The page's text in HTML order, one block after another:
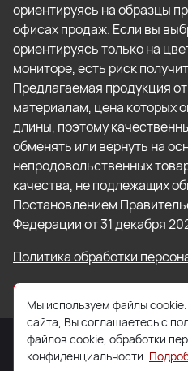
ориентируясь на образцы
офисах продаж. Если вы
ориентируясь только на
мониторе, есть риск
Предлагаемая продукция
материалам, цена которых
длины, поэтому
обменять или вернуть на
непродовольственных
качества, не подлежащих
Постановлением
Федерации от 31 декабря
Политика обработки
Мы используем файлы
сайта, Вы соглашаетесь с
файлов cookie, обработки
конфиденциальности.